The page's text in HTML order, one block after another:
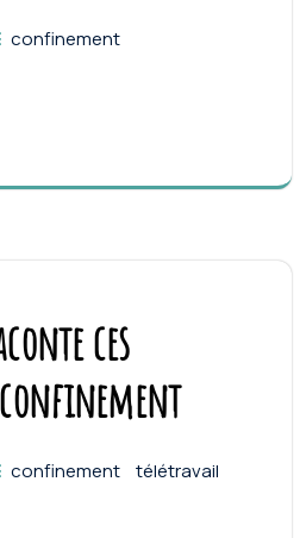
confinement
ces
confinement télétravail